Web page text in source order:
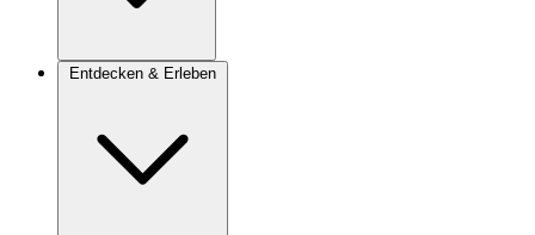
Entdecken & Erleben